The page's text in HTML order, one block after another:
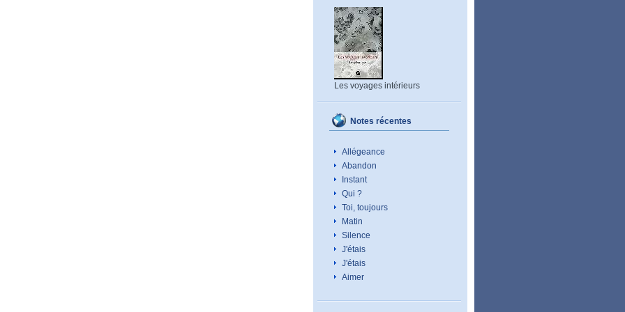
Les voyages intérieurs
Notes récentes
Allégeance
Abandon
Instant
Qui ?
Toi, toujours
Matin
Silence
J'étais
J'étais
Aimer